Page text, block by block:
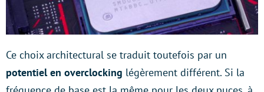
Ce choix architectural se traduit toutefois par un
potentiel en overclocking légèrement différent. Si la